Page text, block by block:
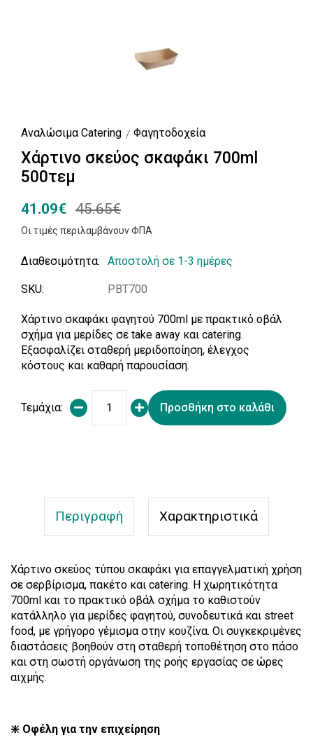
Αναλώσιμα Catering Φαγητοδοχεία
Χάρτινο σκεύος σκαφάκι 700ml
500τεμ
41.09€ 45.65€
Οι τιμές περιλαμβάνουν ΦΠΑ
Διαθεσιμότητα: Αποστολή σε 1-3 ημέρες
SKU: PBT700
Χάρτινο σκαφάκι φαγητού 700ml με πρακτικό οβάλ
σχήμα για μερίδες σε take away και catering.
Εξασφαλίζει σταθερή μεριδοποίηση, έλεγχος
κόστους και καθαρή παρουσίαση.
Τεμάχια: Προσθήκη στο καλάθι
Περιγραφή Χαρακτηριστικά
Χάρτινο σκεύος τύπου σκαφάκι για επαγγελματική χρήση
σε σερβίρισμα, πακέτο και catering. Η χωρητικότητα
700ml και το πρακτικό οβάλ σχήμα το καθιστούν
κατάλληλο για μερίδες φαγητού, συνοδευτικά και street
food, με γρήγορο γέμισμα στην κουζίνα. Οι συγκεκριμένες
διαστάσεις βοηθούν στη σταθερή τοποθέτηση στο πάσο
και στη σωστή οργάνωση της ροής εργασίας σε ώρες
αιχμής.
❇️ Οφέλη για την επιχείρηση